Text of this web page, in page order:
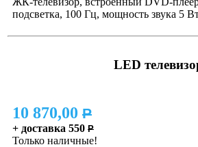
подсветка, 100 Гц, мощность звука 5
LED
10 870,00 P
+ доставка 550 P
Только наличные!